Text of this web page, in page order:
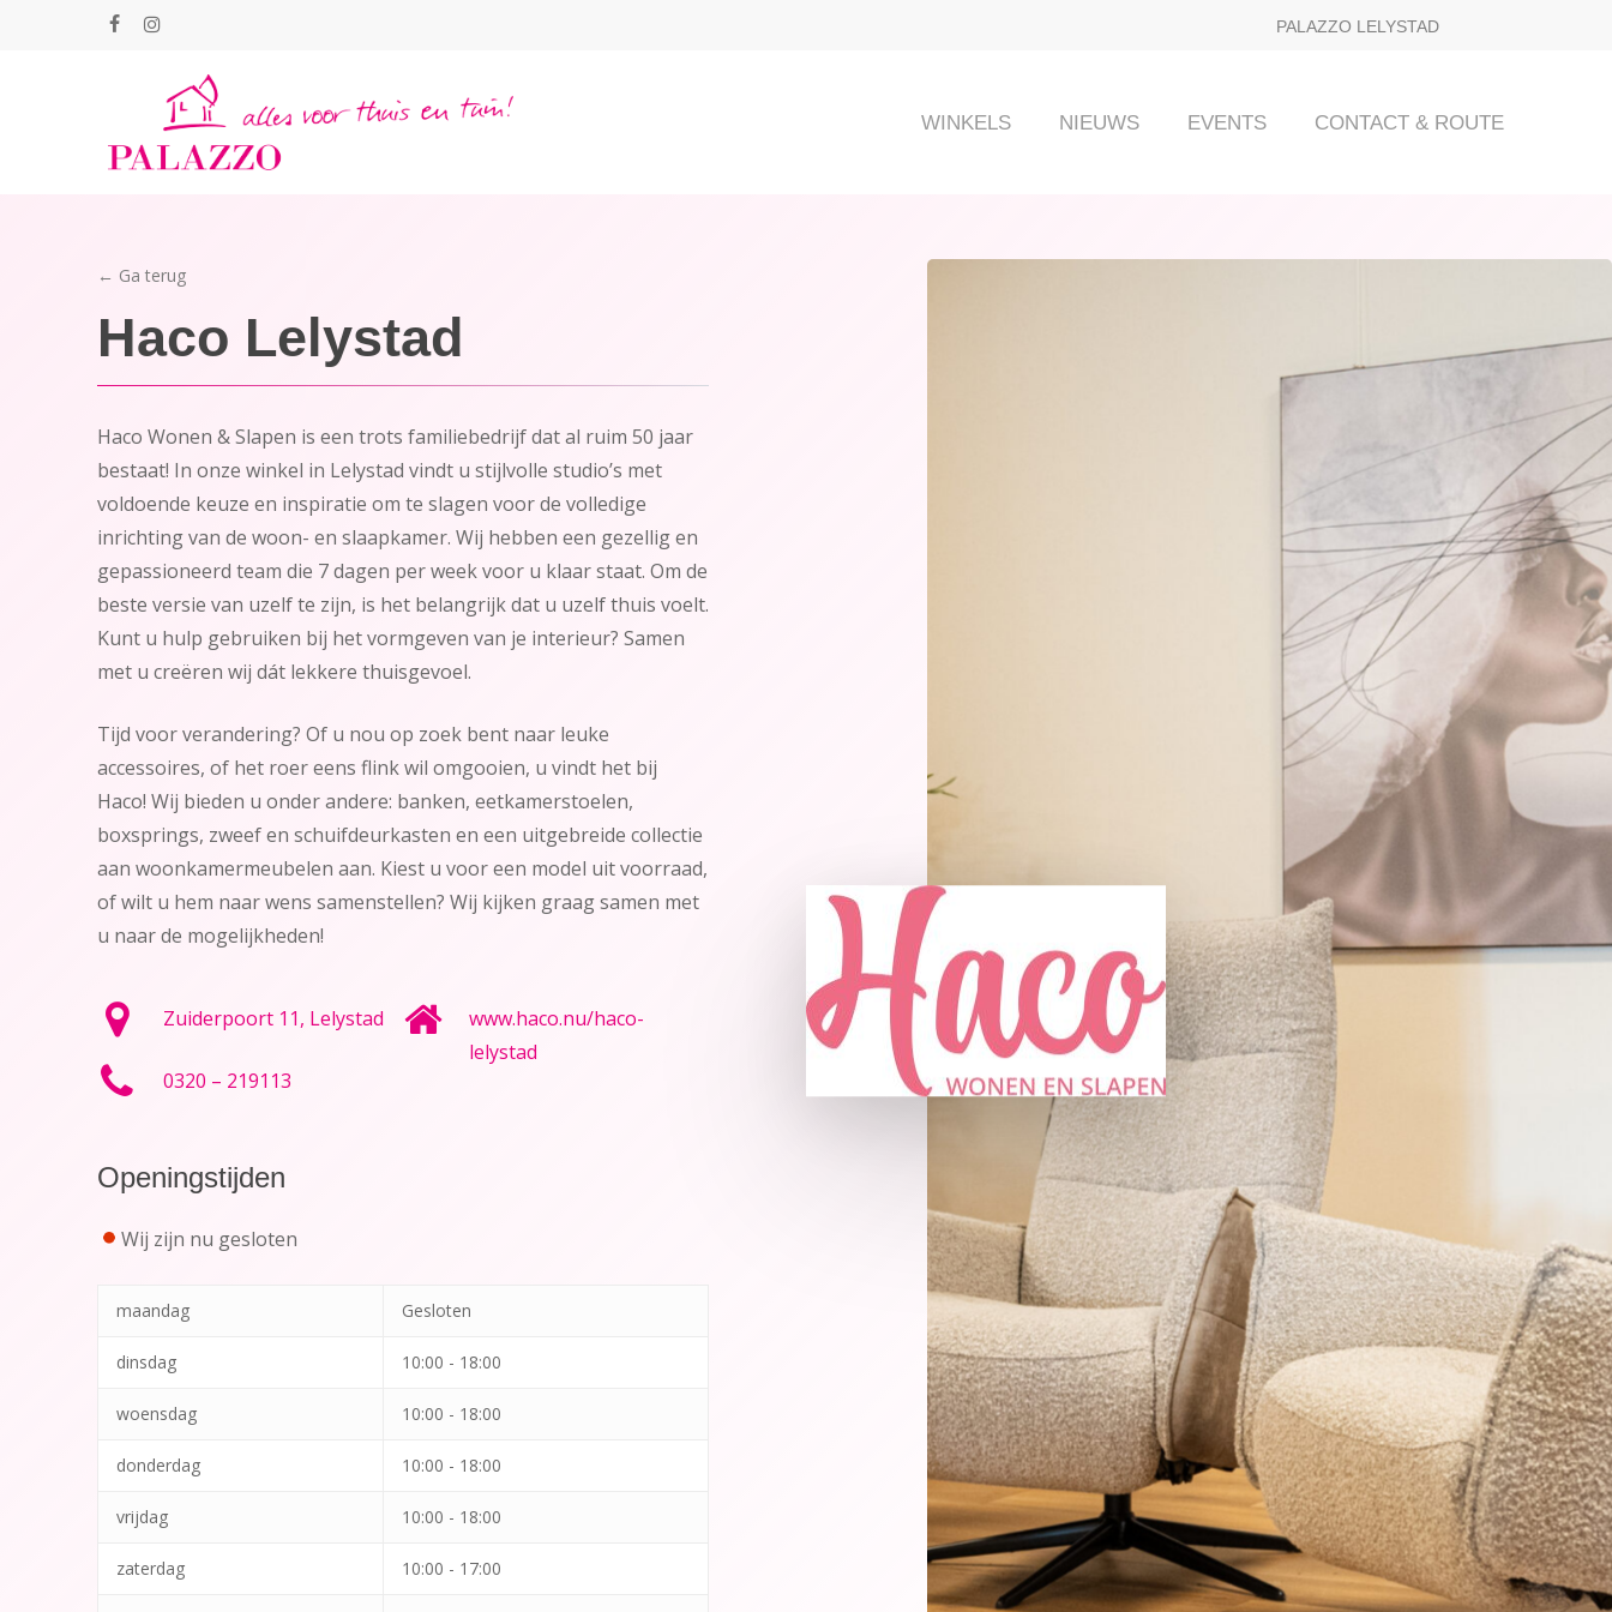
facebookinstagram PALAZZO LELYSTAD
WINKELS NIEUWS EVENTS CONTACT & ROUTE
← Ga terug
Haco Lelystad
Haco Wonen & Slapen is een trots familiebedrijf dat al ruim 50 jaar
bestaat! In onze winkel in Lelystad vindt u stijlvolle studio’s met
voldoende keuze en inspiratie om te slagen voor de volledige
inrichting van de woon- en slaapkamer. Wij hebben een gezellig en
gepassioneerd team die 7 dagen per week voor u klaar staat. Om de
beste versie van uzelf te zijn, is het belangrijk dat u uzelf thuis voelt.
Kunt u hulp gebruiken bij het vormgeven van je interieur? Samen
met u creëren wij dát lekkere thuisgevoel.
Tijd voor verandering? Of u nou op zoek bent naar leuke
accessoires, of het roer eens flink wil omgooien, u vindt het bij
Haco! Wij bieden u onder andere: banken, eetkamerstoelen,
boxsprings, zweef en schuifdeurkasten en een uitgebreide collectie
aan woonkamermeubelen aan. Kiest u voor een model uit voorraad,
of wilt u hem naar wens samenstellen? Wij kijken graag samen met
u naar de mogelijkheden!
Zuiderpoort 11, Lelystad
0320 – 219113
www.haco.nu/haco-
lelystad
Openingstijden
Wij zijn nu gesloten
maandag Gesloten
dinsdag 10:00 - 18:00
woensdag 10:00 - 18:00
donderdag 10:00 - 18:00
vrijdag 10:00 - 18:00
zaterdag 10:00 - 17:00